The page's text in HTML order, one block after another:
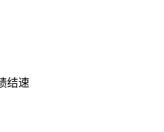
结速